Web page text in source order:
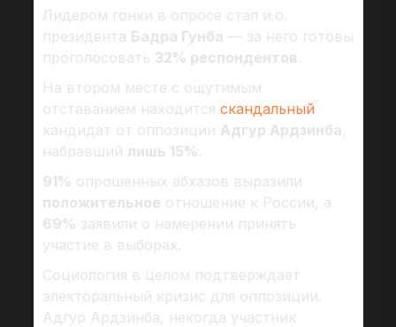
Лидером гонки в опросе стал и.о.
президента Бадра Гунба — за него готовы
проголосовать 32% респондентов.
На втором месте с ощутимым
отставанием находится скандальный
кандидат от оппозиции Адгур Ардзинба,
набравший лишь 15% .
91% опрошенных абхазов выразили
положительное отношение к России, а
69% заявили о намерении принять
участие в выборах.
Социология в целом подтверждает
электоральный кризис для оппозиции.
Адгур Ардзинба, некогда участник